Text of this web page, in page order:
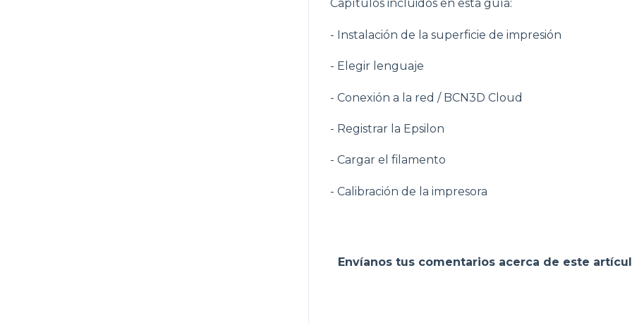
Capítulos incluidos en esta guía:
- Instalación de la superficie de impresión
- Elegir lenguaje
- Conexión a la red / BCN3D Cloud
- Registrar la Epsilon
- Cargar el filamento
- Calibración de la impresora
Envíanos tus comentarios acerca de este